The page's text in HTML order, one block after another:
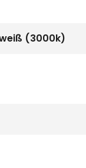
(3000k)